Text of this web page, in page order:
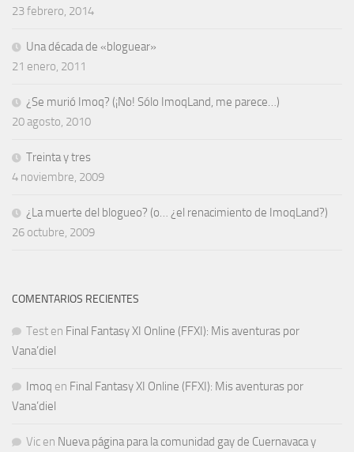
23 febrero, 2014
Una década de «bloguear»
21 enero, 2011
¿Se murió Imoq? (¡No! Sólo ImoqLand, me parece…)
20 agosto, 2010
Treinta y tres
4 noviembre, 2009
¿La muerte del blogueo? (o… ¿el renacimiento de ImoqLand?)
26 octubre, 2009
COMENTARIOS RECIENTES
Test en Final Fantasy XI Online (FFXI): Mis aventuras por
Vana’diel
Imoq en Final Fantasy XI Online (FFXI): Mis aventuras por
Vana’diel
Vic en Nueva página para la comunidad gay de Cuernavaca y